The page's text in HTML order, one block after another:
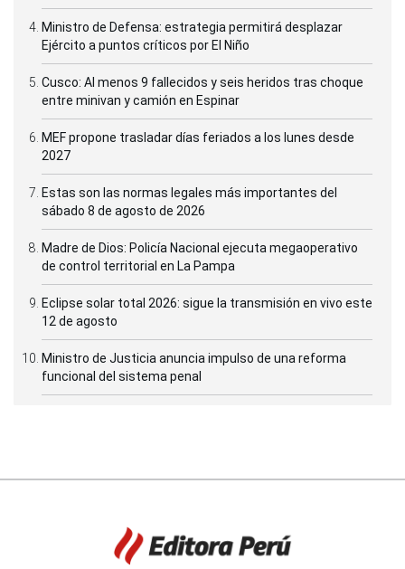
Ministro de Defensa: estrategia permitirá desplazar
Ejército a puntos críticos por El Niño
Cusco: Al menos 9 fallecidos y seis heridos tras choque
entre minivan y camión en Espinar
MEF propone trasladar días feriados a los lunes desde
2027
Estas son las normas legales más importantes del
sábado 8 de agosto de 2026
Madre de Dios: Policía Nacional ejecuta megaoperativo
de control territorial en La Pampa
Eclipse solar total 2026: sigue la transmisión en vivo este
12 de agosto
Ministro de Justicia anuncia impulso de una reforma
funcional del sistema penal